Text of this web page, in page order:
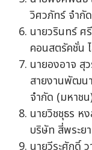
วิศวภัทร์ จำกัด
นายวรินทร์ ศ
คอนสตรัคชั่น
นายองอาจ สุ
สายงานพัฒน
จำกัด (มหาช
นายวิชชุธร ห
บริษัท สี่พระย